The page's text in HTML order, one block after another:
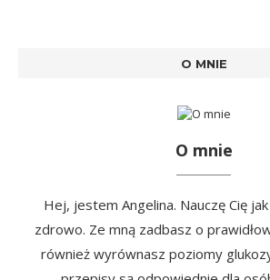
O MNIE
O mnie
Hej, jestem Angelina. Nauczę Cię
zdrowo. Ze mną zadbasz o
również wyrównasz poziomy